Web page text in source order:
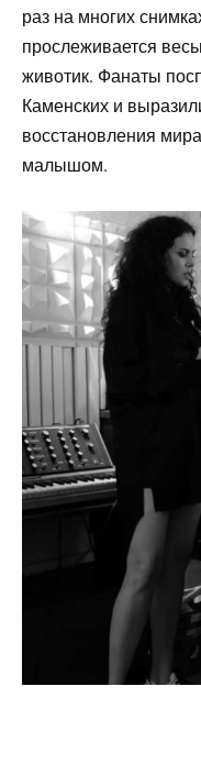
раз на многих
прослеживается
животик. Фанаты
Каменских и
восстановления
малышом.